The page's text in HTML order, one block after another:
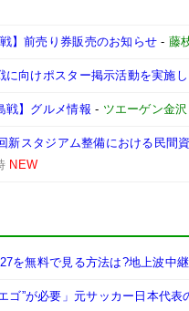
戦】前売り券販売のお知らせ - 藤
に向けポスター掲示活動を実施
戦】グルメ情報 - ツエーゲン金沢
新スタジアム整備における民間
NEW
を無料で見る方法は?地上波中
エゴ”が必要」元サッカー日本代